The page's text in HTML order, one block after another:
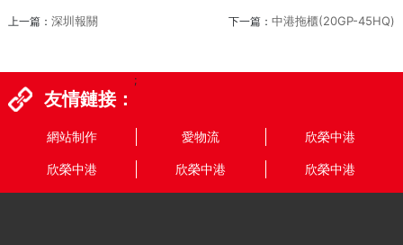
上一篇： 深圳報關 下一篇：中港拖櫃(20GP-45HQ)
友情鏈接：
網站制作 愛物流 欣榮中港
欣榮中港 欣榮中港 欣榮中港
;